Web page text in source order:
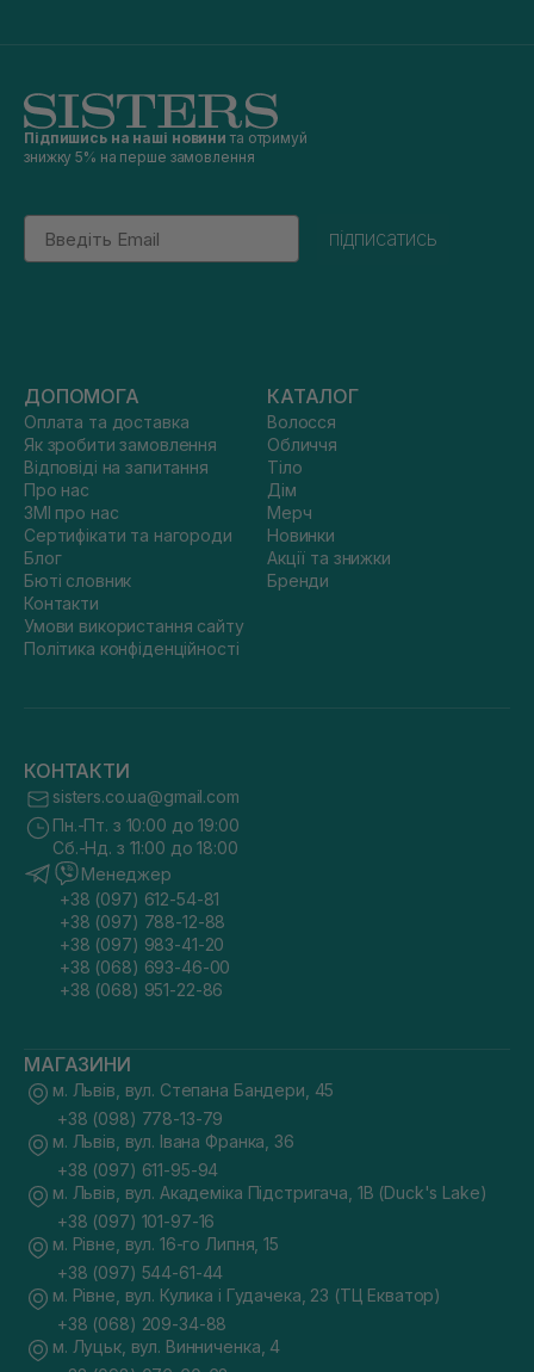
Підпишись на наші новини та отримуй
знижку 5% на перше замовлення
Email
підписатись
ДОПОМОГА
Оплата та доставка
Як зробити замовлення
Відповіді на запитання
Про нас
ЗМІ про нас
Сертифікати та нагороди
Блог
Бюті словник
Контакти
Умови використання сайту
Політика конфіденційності
КАТАЛОГ
Волосся
Обличчя
Тіло
Дім
Мерч
Новинки
Акції та знижки
Бренди
КОНТАКТИ
sisters.co.ua@gmail.com
Пн.-Пт. з 10:00 до 19:00
Сб.-Нд. з 11:00 до 18:00
Менеджер
+38 (097) 612-54-81
+38 (097) 788-12-88
+38 (097) 983-41-20
+38 (068) 693-46-00
+38 (068) 951-22-86
МАГАЗИНИ
м. Львів, вул. Степана Бандери, 45
+38 (098) 778-13-79
м. Львів, вул. Івана Франка, 36
+38 (097) 611-95-94
м. Львів, вул. Академіка Підстригача, 1В (Duck's Lake)
+38 (097) 101-97-16
м. Рівне, вул. 16-го Липня, 15
+38 (097) 544-61-44
м. Рівне, вул. Кулика і Гудачека, 23 (ТЦ Екватор)
+38 (068) 209-34-88
м. Луцьк, вул. Винниченка, 4